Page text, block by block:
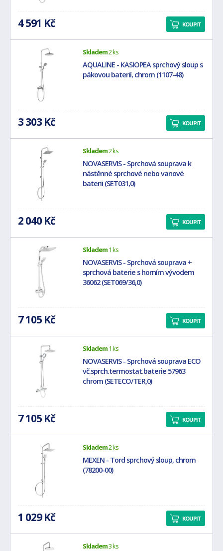
4 591 Kč KOUPIT
Skladem2 ks
AQUALINE - KASIOPEA sprchový sloup s
pákovou baterií, chrom (1107-48)
3 303 Kč KOUPIT
Skladem2 ks
NOVASERVIS - Sprchová souprava k
nástěnné sprchové nebo vanové
baterii (SET031,0)
2 040 Kč KOUPIT
Skladem1 ks
NOVASERVIS - Sprchová souprava +
sprchová baterie s horním vývodem
36062 (SET069/36,0)
7 105 Kč KOUPIT
Skladem1 ks
NOVASERVIS - Sprchová souprava ECO
vč.sprch.termostat.baterie 57963
chrom (SETECO/TER,0)
7 105 Kč KOUPIT
Skladem2 ks
MEXEN - Tord sprchový sloup, chrom
(78200-00)
1 029 Kč KOUPIT
Skladem3 ks